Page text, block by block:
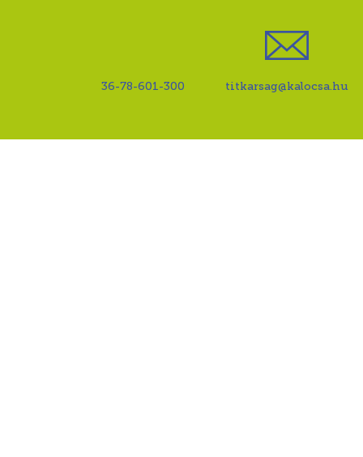
36-78-601-300 titkarsag@kalocsa.hu